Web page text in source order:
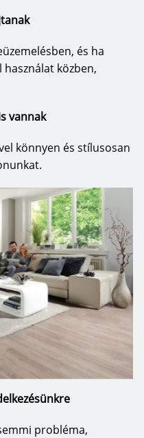
és ha
közben,
vannak
könnyen és stílusosan
probléma,